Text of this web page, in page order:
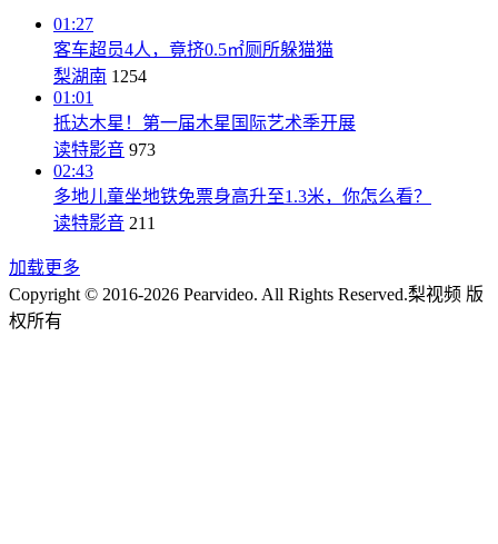
01:27
客车超员4人，竟挤0.5㎡厕所躲猫猫
梨湖南 1254
01:01
抵达木星！第一届木星国际艺术季开展
读特影音 973
02:43
多地儿童坐地铁免票身高升至1.3米，你怎么看？
读特影音 211
加载更多
Copyright © 2016-2026 Pearvideo. All Rights Reserved.梨视频 版
权所有